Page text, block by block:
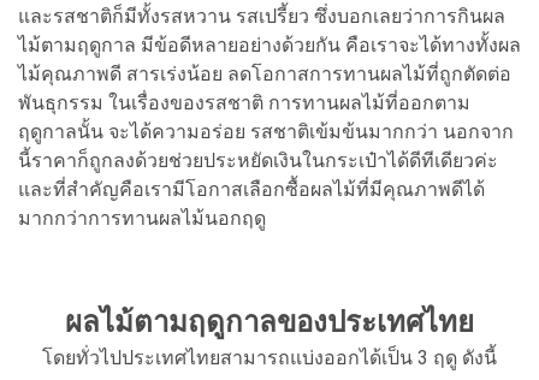
และรสชาติก็มีทั้งรสหวาน รสเปรี้ยว ซึ่งบอกเลยว่าการกินผล
ไม้ตามฤดูกาล มีข้อดีหลายอย่างด้วยกัน คือเราจะได้ทางทั้งผล
ไม้คุณภาพดี สารเร่งน้อย ลดโอกาสการทานผลไม้ที่ถูกตัดต่อ
พันธุกรรม ในเรื่องของรสชาติ การทานผลไม้ที่ออกตาม
ฤดูกาลนั้น จะได้ความอร่อย รสชาติเข้มข้นมากกว่า นอกจาก
นี้ราคาก็ถูกลงด้วยช่วยประหยัดเงินในกระเป๋าได้ดีทีเดียวค่ะ
และที่สำคัญคือเรามีโอกาสเลือกซื้อผลไม้ที่มีคุณภาพดีได้
มากกว่าการทานผลไม้นอกฤดู
ผลไม้ตามฤดูกาลของประเทศไทย
โดยทั่วไปประเทศไทยสามารถแบ่งออกได้เป็น 3 ฤดู ดังนี้